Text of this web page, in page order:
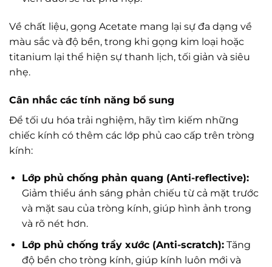
Về chất liệu, gọng Acetate mang lại sự đa dạng về
màu sắc và độ bền, trong khi gọng kim loại hoặc
titanium lại thể hiện sự thanh lịch, tối giản và siêu
nhẹ.
Cân nhắc các tính năng bổ sung
Để tối ưu hóa trải nghiệm, hãy tìm kiếm những
chiếc kính có thêm các lớp phủ cao cấp trên tròng
kính:
Lớp phủ chống phản quang (Anti-reflective):
Giảm thiểu ánh sáng phản chiếu từ cả mặt trước
và mặt sau của tròng kính, giúp hình ảnh trong
và rõ nét hơn.
Lớp phủ chống trầy xước (Anti-scratch):Tăng
độ bền cho tròng kính, giúp kính luôn mới và